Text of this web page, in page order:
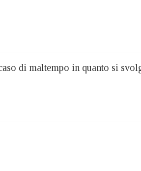
di maltempo in quanto si